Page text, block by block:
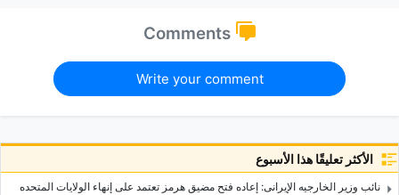
Comments
Write your comment
الأكثر تعليقًا هذا الأسبوع
نائب وزیر الخارجیه الإیرانی: إعاده فتح مضیق هرمز تعتمد على إنهاء الولایات المتحده